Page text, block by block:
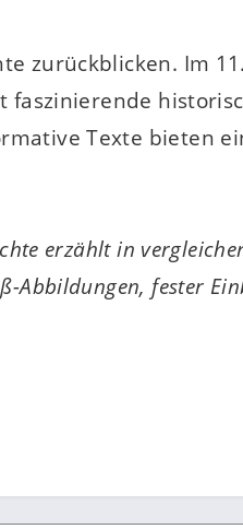
zurückblicken. Im
Texte bieten
erzählt in
Abbildungen, fester